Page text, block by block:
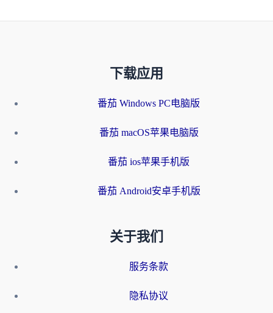
下载应用
番茄 Windows PC电脑版
番茄 macOS苹果电脑版
番茄 ios苹果手机版
番茄 Android安卓手机版
关于我们
服务条款
隐私协议